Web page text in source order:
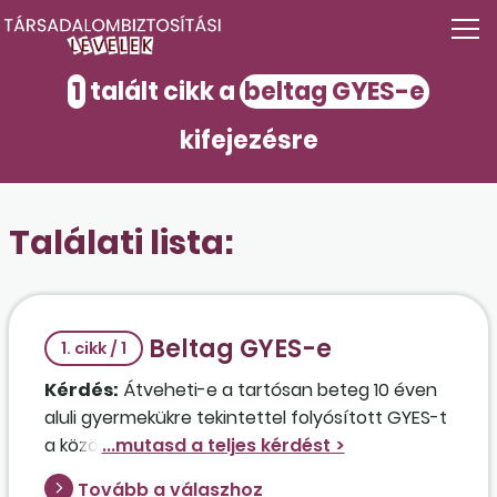
1 talált cikk a beltag GYES-e
kifejezésre
Találati lista:
1. cikk / 1 Beltag GYES-e
Kérdés: Átveheti-e a tartósan beteg 10 éven
aluli gyermekükre tekintettel folyósított GYES-t
a közös háztartásban élő feleségétől az
édesapa, aki egy bt. egyedüli beltagja, és a bt.
Tovább a válaszhoz